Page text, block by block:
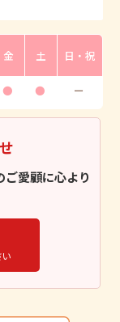
金 土 日・祝
● ● ー
愛顧に心より
い